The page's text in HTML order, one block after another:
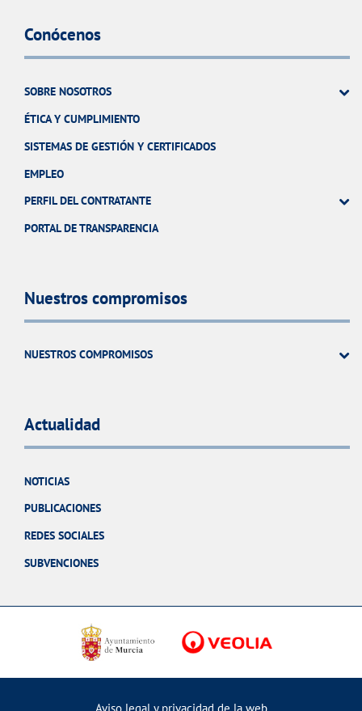
Conócenos
SOBRE NOSOTROS
ÉTICA Y CUMPLIMIENTO
SISTEMAS DE GESTIÓN Y CERTIFICADOS
EMPLEO
PERFIL DEL CONTRATANTE
PORTAL DE TRANSPARENCIA
Nuestros compromisos
NUESTROS COMPROMISOS
Actualidad
NOTICIAS
PUBLICACIONES
REDES SOCIALES
SUBVENCIONES